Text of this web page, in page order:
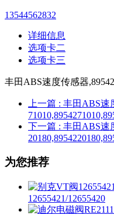
13544562832
详细信息
选项卡二
选项卡三
丰田ABS速度传感器
上一篇 : 丰田ABS速
下一篇 : 丰田ABS速
为您推荐
12655421/12655420